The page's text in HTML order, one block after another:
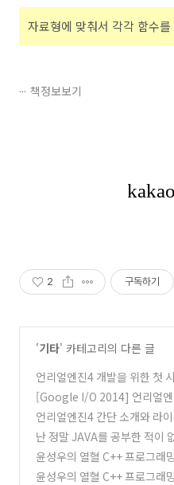
자료형에 맞춰서 각각 함수
책정보보기
2 구독하기
'기타' 카테고리의 다른 글
언리얼엔진4 개발을 위한 첫
[Google I/O 2014] 언리얼
L을 위한 Rivalry의 데모 영상
언리얼엔진4 간단 소개와 라
난 정말 JAVA를 공부한 적이
을 풀어보았습니다.
(5)
윤성우의 열혈 C++ 프로그래
-1
(0)
윤성우의 열혈 C++ 프로그래